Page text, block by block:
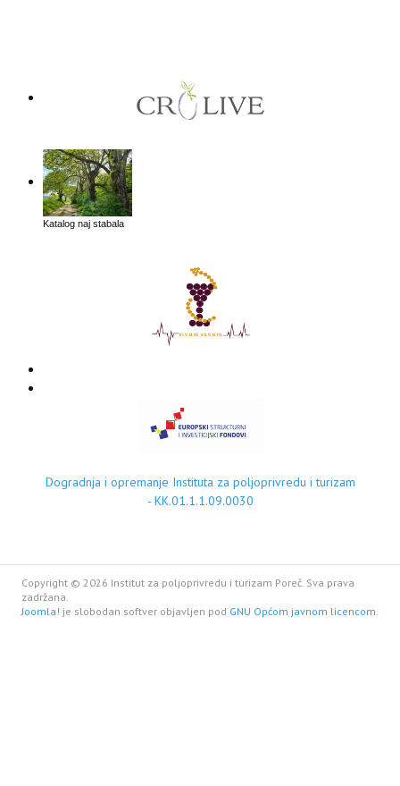
Katalog naj stabala
Dogradnja i opremanje Instituta za poljoprivredu i turizam
- KK.01.1.1.09.0030
Copyright © 2026 Institut za poljoprivredu i turizam Poreč. Sva prava
zadržana.
Joomla! je slobodan softver objavljen pod GNU Općom javnom licencom.